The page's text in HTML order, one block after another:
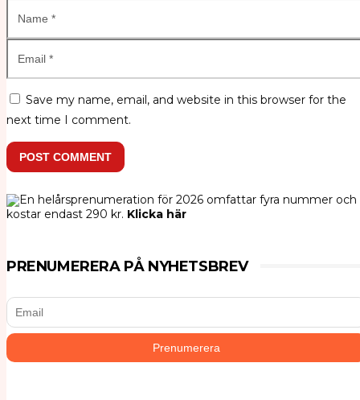
Save my name, email, and website in this browser for the
next time I comment.
POST COMMENT
En helårsprenumeration för 2026 omfattar fyra nummer och
kostar endast 290 kr. Klicka här
PRENUMERERA PÅ NYHETSBREV
Livsuniversitetet – Livslusten
Historiska beslut som gynnar medicinsk
cannabis
Cannabis legaliserat i Kanada
HÄLSA
Semir – pyramidernas läkande energier
HÄLSA
DN vilseleder om sockermyter – Läkaren